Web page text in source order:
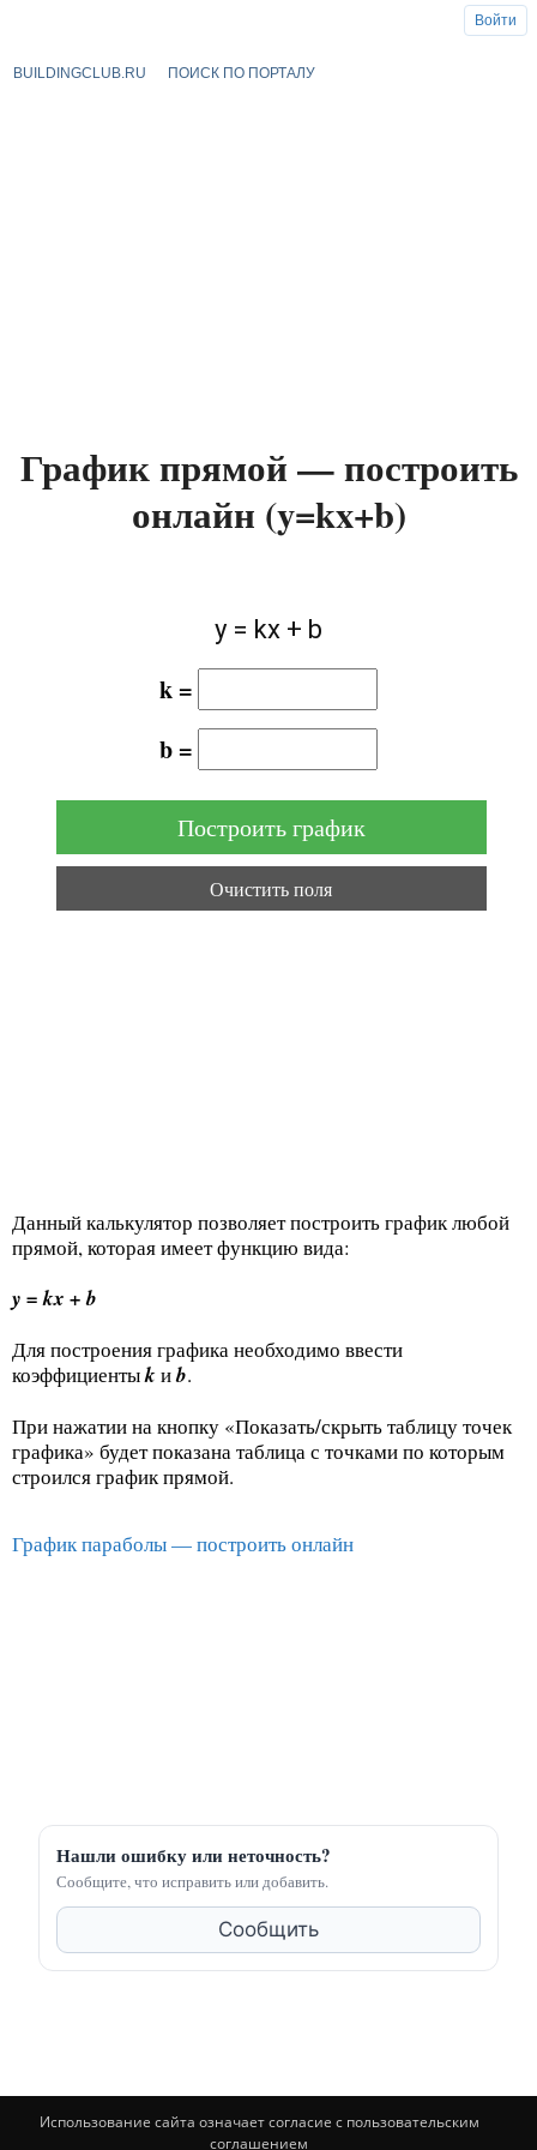
BUILDINGCLUB.RU ПОИСК ПО ПОРТАЛУ
График прямой — построить
онлайн (y=kx+b)
y = kx + b
k =
b =
Построить график
Очистить поля
Данный калькулятор позволяет построить график любой
прямой, которая имеет функцию вида:
y = kx + b
Для построения графика необходимо ввести
коэффициентыkиb.
При нажатии на кнопку «Показать/скрыть таблицу точек
графика» будет показана таблица с точками по которым
строился график прямой.
График параболы — построить онлайн
Нашли ошибку или неточность?
Сообщите, что исправить или добавить.
Сообщить
Использование сайта означает согласие с пользовательским
соглашением
Войти